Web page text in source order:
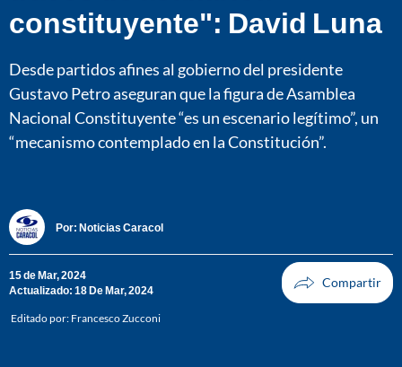
constituyente": David Luna
Desde partidos afines al gobierno del presidente
Gustavo Petro aseguran que la figura de Asamblea
Nacional Constituyente “es un escenario legítimo”, un
“mecanismo contemplado en la Constitución”.
Por: Noticias Caracol
15 de Mar, 2024
Actualizado: 18 De Mar, 2024
Editado por: Francesco Zucconi